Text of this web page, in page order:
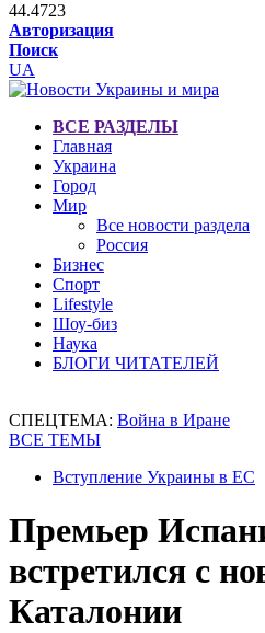
44.4723
Авторизация
Поиск
UA
ВСЕ РАЗДЕЛЫ
Главная
Украина
Город
Мир
Все новости раздела
Россия
Бизнес
Спорт
Lifestyle
Шоу-биз
Наука
БЛОГИ ЧИТАТЕЛЕЙ
СПЕЦТЕМА: Война в Иране
ВСЕ ТЕМЫ
Вступление Украины в ЕС
Премьер
встретился с
Каталонии